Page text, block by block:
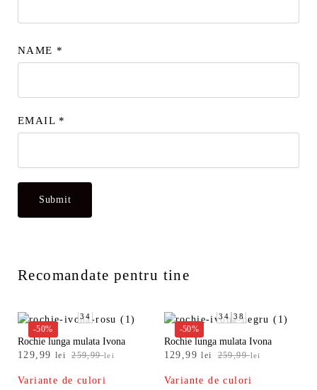
NAME *
EMAIL *
Recomandate pentru tine
34
-50%
Rochie lunga mulata Ivona
259,99lei
Prețul
a
129,99 lei
Prețul
este:
Variante de culori
34 38
-50%
Rochie lunga mulata Ivona
259,99lei
Prețul
a
129,99lei
Prețul
este:
Variante de culori